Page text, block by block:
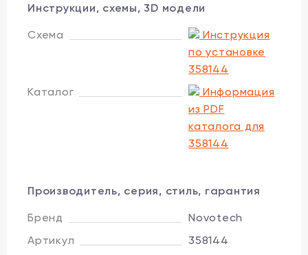
Инструкции, схемы, 3D модели
Схема
Инструкция
по установке
358144
Каталог
Информация
из PDF
каталога для
358144
Производитель, серия, стиль, гарантия
Бренд
Novotech
Артикул
358144